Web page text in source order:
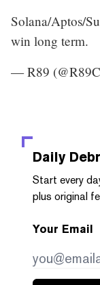
Solana/Aptos/
win long term.
— R89
Daily
Start every
plus original
Your Email